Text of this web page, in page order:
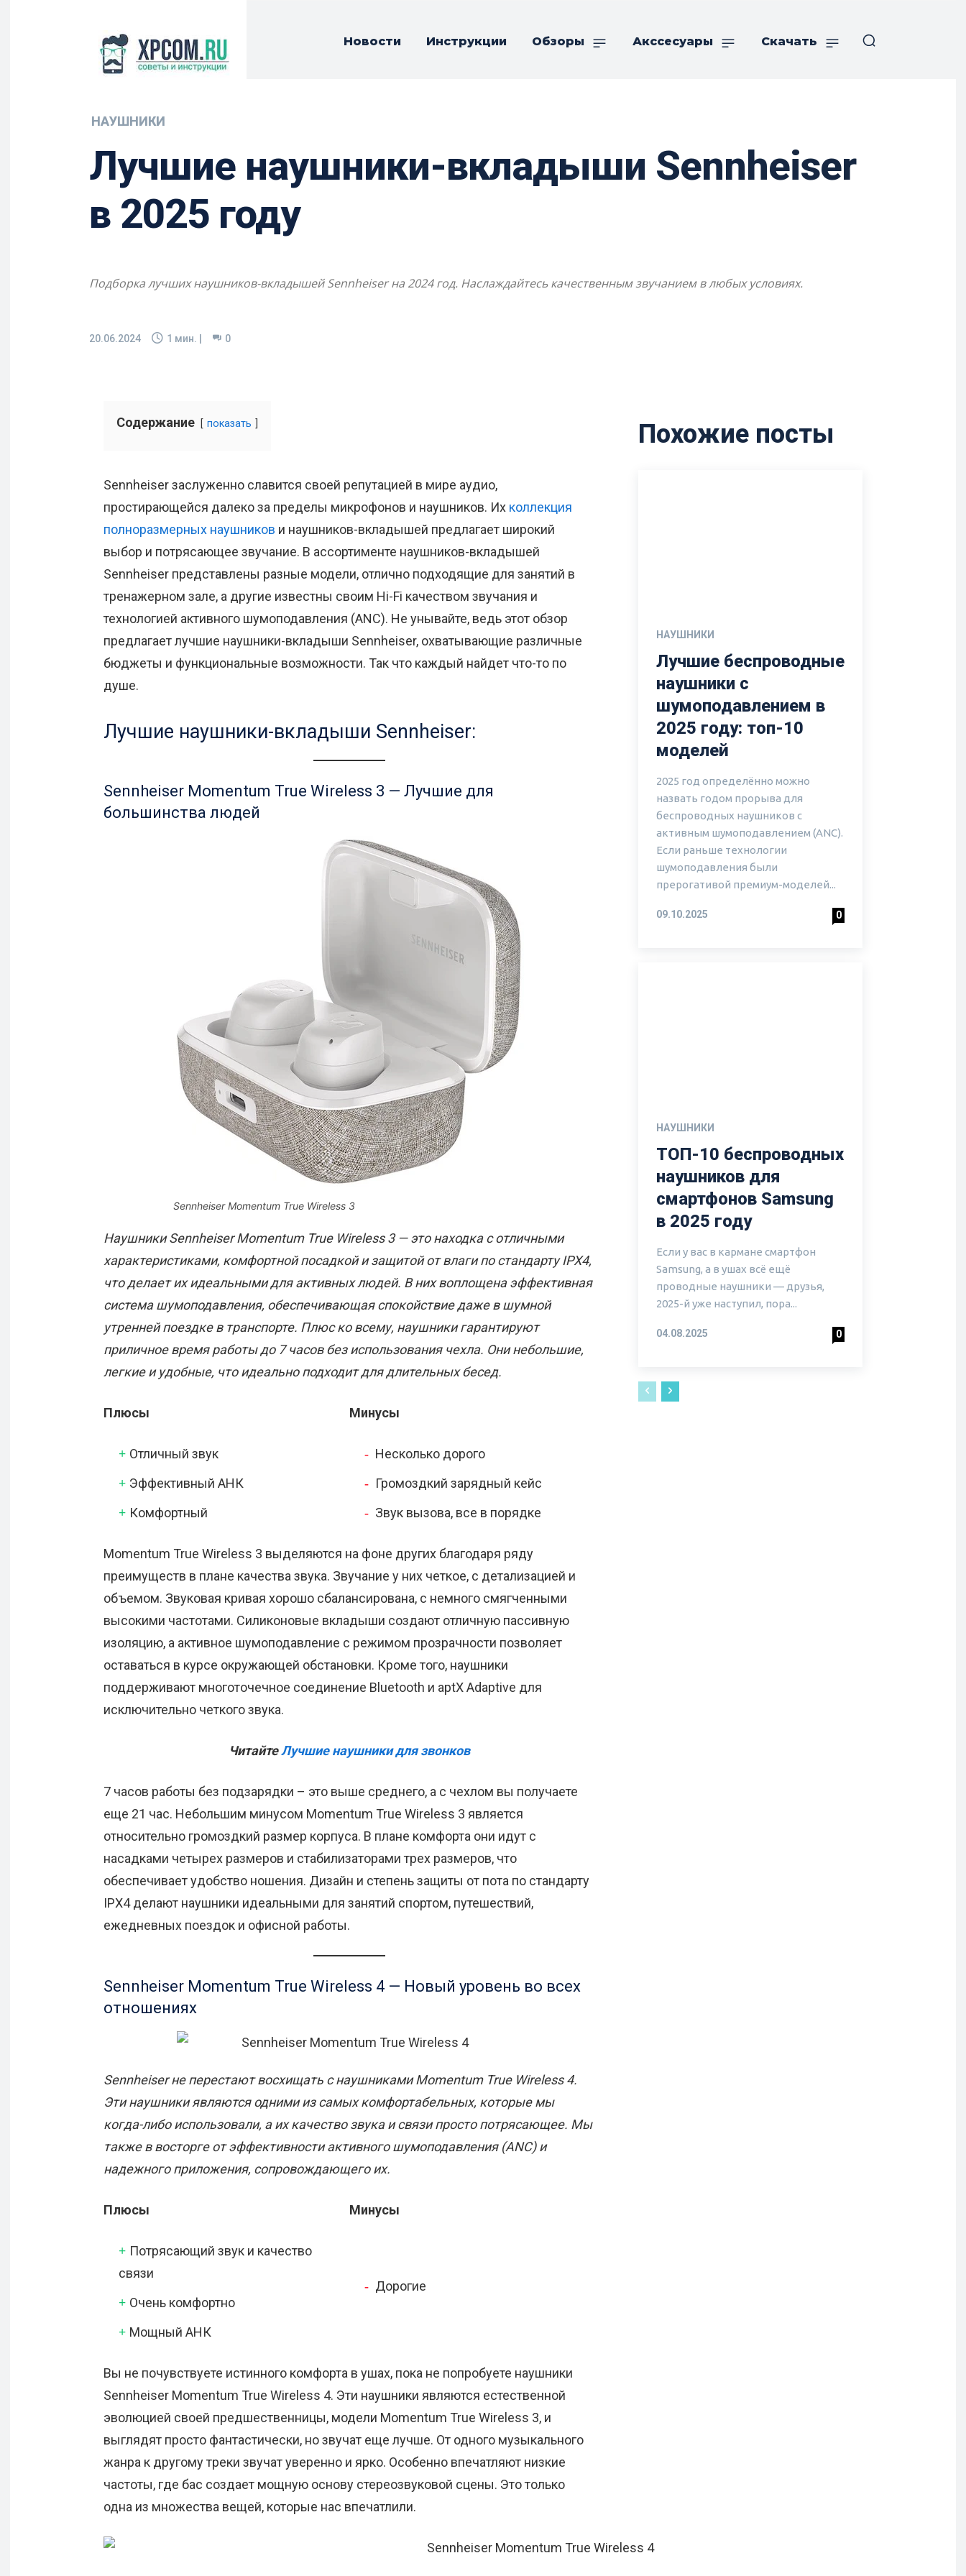
Новости Инструкции Обзоры Акссесуары Скачать
НАУШНИКИ
Лучшие наушники-вкладыши Sennheiser
в 2025 году
Подборка лучших наушников-вкладышей Sennheiser на 2024 год. Наслаждайтесь качественным звучанием в любых условиях.
20.06.2024 1 мин. | 0
Содержание показать
Sennheiser заслуженно славится своей репутацией в мире аудио,
простирающейся далеко за пределы микрофонов и наушников. Их коллекция
полноразмерных наушников и наушников-вкладышей предлагает широкий
выбор и потрясающее звучание. В ассортименте наушников-вкладышей
Sennheiser представлены разные модели, отлично подходящие для занятий в
тренажерном зале, а другие известны своим Hi-Fi качеством звучания и
технологией активного шумоподавления (ANC). Не унывайте, ведь этот обзор
предлагает лучшие наушники-вкладыши Sennheiser, охватывающие различные
бюджеты и функциональные возможности. Так что каждый найдет что-то по
душе.
Лучшие наушники-вкладыши Sennheiser:
Sennheiser Momentum True Wireless 3 — Лучшие для
большинства людей
Sennheiser Momentum True Wireless 3
Наушники Sennheiser Momentum True Wireless 3 — это находка с отличными
характеристиками, комфортной посадкой и защитой от влаги по стандарту IPX4,
что делает их идеальными для активных людей. В них воплощена эффективная
система шумоподавления, обеспечивающая спокойствие даже в шумной
утренней поездке в транспорте. Плюс ко всему, наушники гарантируют
приличное время работы до 7 часов без использования чехла. Они небольшие,
легкие и удобные, что идеально подходит для длительных бесед.
Плюсы
Отличный звук
Эффективный АНК
Комфортный
Минусы
Несколько дорого
Громоздкий зарядный кейс
Звук вызова, все в порядке
Momentum True Wireless 3 выделяются на фоне других благодаря ряду
преимуществ в плане качества звука. Звучание у них четкое, с детализацией и
объемом. Звуковая кривая хорошо сбалансирована, с немного смягченными
высокими частотами. Силиконовые вкладыши создают отличную пассивную
изоляцию, а активное шумоподавление с режимом прозрачности позволяет
оставаться в курсе окружающей обстановки. Кроме того, наушники
поддерживают многоточечное соединение Bluetooth и aptX Adaptive для
исключительно четкого звука.
ЧитайтеЛучшие наушники для звонков
7 часов работы без подзарядки – это выше среднего, а с чехлом вы получаете
еще 21 час. Небольшим минусом Momentum True Wireless 3 является
относительно громоздкий размер корпуса. В плане комфорта они идут с
насадками четырех размеров и стабилизаторами трех размеров, что
обеспечивает удобство ношения. Дизайн и степень защиты от пота по стандарту
IPX4 делают наушники идеальными для занятий спортом, путешествий,
ежедневных поездок и офисной работы.
Sennheiser Momentum True Wireless 4 — Новый уровень во всех
отношениях
Sennheiser не перестают восхищать с наушниками Momentum True Wireless 4.
Эти наушники являются одними из самых комфортабельных, которые мы
когда-либо использовали, а их качество звука и связи просто потрясающее. Мы
также в восторге от эффективности активного шумоподавления (ANC) и
надежного приложения, сопровождающего их.
Плюсы
Потрясающий звук и качество
связи
Очень комфортно
Мощный АНК
Минусы
Дорогие
Вы не почувствуете истинного комфорта в ушах, пока не попробуете наушники
Sennheiser Momentum True Wireless 4. Эти наушники являются естественной
эволюцией своей предшественницы, модели Momentum True Wireless 3, и
выглядят просто фантастически, но звучат еще лучше. От одного музыкального
жанра к другому треки звучат уверенно и ярко. Особенно впечатляют низкие
частоты, где бас создает мощную основу стереозвуковой сцены. Это только
одна из множества вещей, которые нас впечатлили.
Похожие посты
НАУШНИКИ
Лучшие беспроводные
наушники с
шумоподавлением в
2025 году: топ-10
моделей
2025 год определённо можно
назвать годом прорыва для
беспроводных наушников с
активным шумоподавлением (ANC).
Если раньше технологии
шумоподавления были
прерогативой премиум-моделей...
09.10.2025 0
НАУШНИКИ
ТОП-10 беспроводных
наушников для
смартфонов Samsung
в 2025 году
Если у вас в кармане смартфон
Samsung, а в ушах всё ещё
проводные наушники — друзья,
2025-й уже наступил, пора...
04.08.2025 0